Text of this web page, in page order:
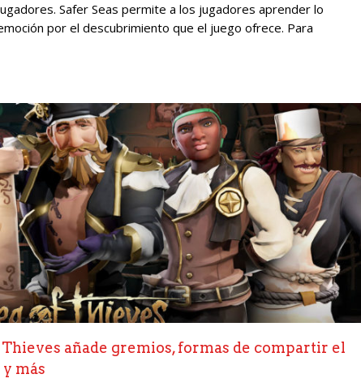
Safer Seas permite a los jugadores aprender lo
por el descubrimiento que el juego ofrece. Para
añade gremios, formas de compartir el
más